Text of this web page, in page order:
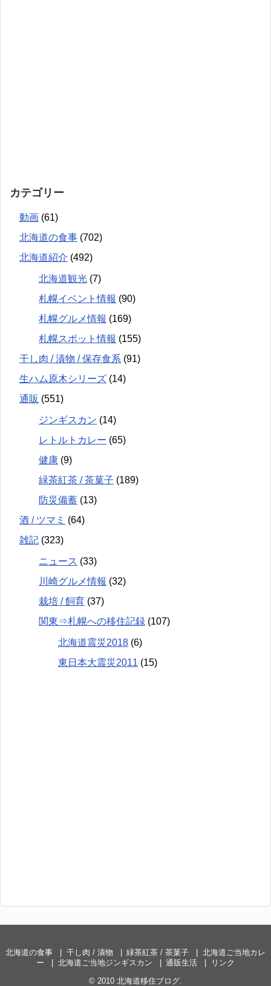
カテゴリー
動画 (61)
北海道の食事 (702)
北海道紹介 (492)
北海道観光 (7)
札幌イベント情報 (90)
札幌グルメ情報 (169)
札幌スポット情報 (155)
干し肉 / 漬物 / 保存食系 (91)
生ハム原木シリーズ (14)
通販 (551)
ジンギスカン (14)
レトルトカレー (65)
健康 (9)
緑茶紅茶 / 茶菓子 (189)
防災備蓄 (13)
酒 / ツマミ (64)
雑記 (323)
ニュース (33)
川崎グルメ情報 (32)
栽培 / 飼育 (37)
関東⇒札幌への移住記録 (107)
北海道震災2018 (6)
東日本大震災2011 (15)
北海道の食事 干し肉 / 漬物 緑茶紅茶 / 茶菓子
北海道ご当地カレ
ー
北海道ご当地ジンギスカン 通販生活
リンク
© 2010 北海道移住ブログ.